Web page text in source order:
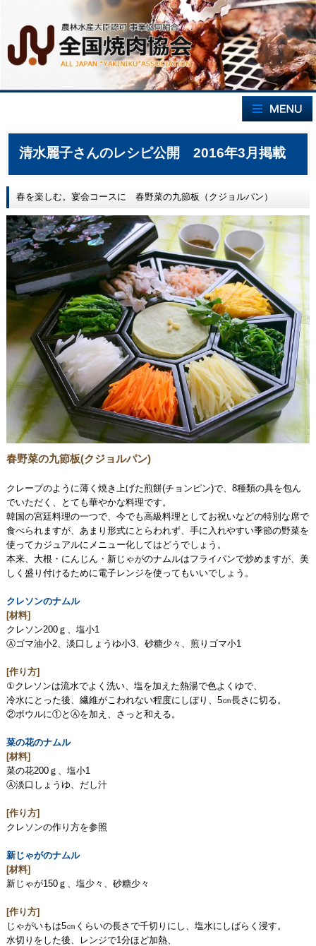
清水麗子さんのレシピ公開 2016年3月掲載
春を楽しむ。宴会コースに 春野菜の九節板（クジョルパン）
春野菜の九節板(クジョルパン)
クレープのように薄く焼き上げた煎餅(チョンピン)で、8種類の具を包ん
でいただく、とても華やかな料理です。
韓国の宮廷料理の一つで、今でも高級料理としてお祝いなどの特別な席で
食べられますが、あまり形式にとらわれず、手に入れやすい季節の野菜を
使ってカジュアルにメニュー化してはどうでしょう。
本来、大根・にんじん・新じゃがのナムルはフライパンで炒めますが、美
しく盛り付けるために電子レンジを使ってもいいでしょう。
クレソンのナムル
[材料]
クレソン200ｇ、塩小1
Ⓐゴマ油小2、淡口しょうゆ小3、砂糖少々、煎りゴマ小1
[作り方]
①クレソンは流水でよく洗い、塩を加えた熱湯で色よくゆで、
冷水にとった後、繊維がこわれない程度にしぼり、5㎝長さに切る。
②ボウルに①とⒶを加え、さっと和える。
菜の花のナムル
[材料]
菜の花200ｇ、塩小1
Ⓐ淡口しょうゆ、だし汁
[作り方]
クレソンの作り方を参照
新じゃがのナムル
[材料]
新じゃが150ｇ、塩少々、砂糖少々
[作り方]
じゃがいもは5㎝くらいの長さで千切りにし、塩水にしばらく浸す。
水切りをした後、レンジで1分ほど加熱、